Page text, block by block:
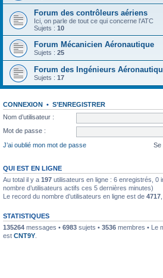
Forum des contrôleurs aériens
Ici, on parle de tout ce qui concerne l'ATC
Sujets : 10
Forum Mécanicien Aéronautique
Sujets : 25
Forum des Ingénieurs
Sujets : 17
CONNEXION • S’ENREGISTRER
Nom d’utilisateur :
Mot de passe :
J’ai oublié mon mot de passe
Se
QUI EST EN LIGNE
Au total il y a 197 utilisateurs en ligne : 6 enregistrés, 0
nombre d’utilisateurs actifs ces 5 dernières minutes)
Le record du nombre d’utilisateurs en ligne est de 4717
STATISTIQUES
135264 messages • 6983 sujets • 3536 membres • Le
est CNT9Y